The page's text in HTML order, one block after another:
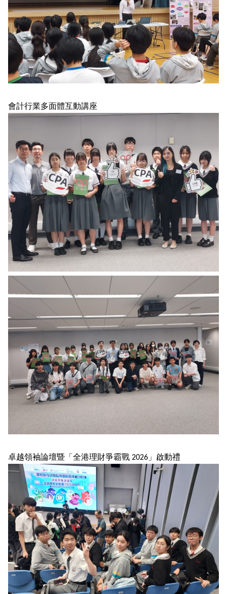
會計行業多面體互動講座
卓越領袖論壇暨「全港理財爭霸戰 2026」啟動禮